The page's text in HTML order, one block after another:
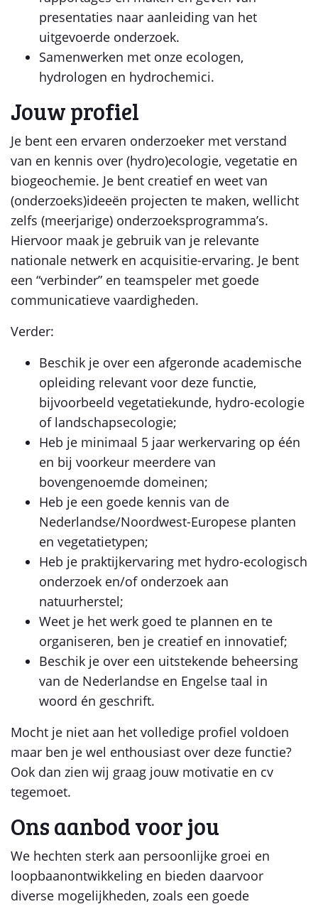
presentaties naar aanleiding van het
uitgevoerde onderzoek.
Samenwerken met onze ecologen,
hydrologen en hydrochemici.
Jouw profiel
Je bent een ervaren onderzoeker met verstand
van en kennis over (hydro)ecologie, vegetatie en
biogeochemie. Je bent creatief en weet van
(onderzoeks)ideeën projecten te maken, wellicht
zelfs (meerjarige) onderzoeksprogramma’s.
Hiervoor maak je gebruik van je relevante
nationale netwerk en acquisitie-ervaring. Je bent
een “verbinder” en teamspeler met goede
communicatieve vaardigheden.
Verder:
Beschik je over een afgeronde academische
opleiding relevant voor deze functie,
bijvoorbeeld vegetatiekunde, hydro-ecologie
of landschapsecologie;
Heb je minimaal 5 jaar werkervaring op één
en bij voorkeur meerdere van
bovengenoemde domeinen;
Heb je een goede kennis van de
Nederlandse/Noordwest-Europese planten
en vegetatietypen;
Heb je praktijkervaring met hydro-ecologisch
onderzoek en/of onderzoek aan
natuurherstel;
Weet je het werk goed te plannen en te
organiseren, ben je creatief en innovatief;
Beschik je over een uitstekende beheersing
van de Nederlandse en Engelse taal in
woord én geschrift.
Mocht je niet aan het volledige profiel voldoen
maar ben je wel enthousiast over deze functie?
Ook dan zien wij graag jouw motivatie en cv
tegemoet.
Ons aanbod voor jou
We hechten sterk aan persoonlijke groei en
loopbaanontwikkeling en bieden daarvoor
diverse mogelijkheden, zoals een goede